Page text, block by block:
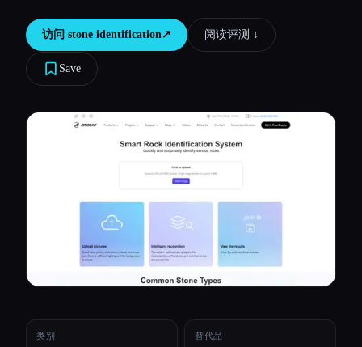
博客
比较工具
访问 stone identification↗︎ 阅读评测 ↓︎
Save
类别 替代品